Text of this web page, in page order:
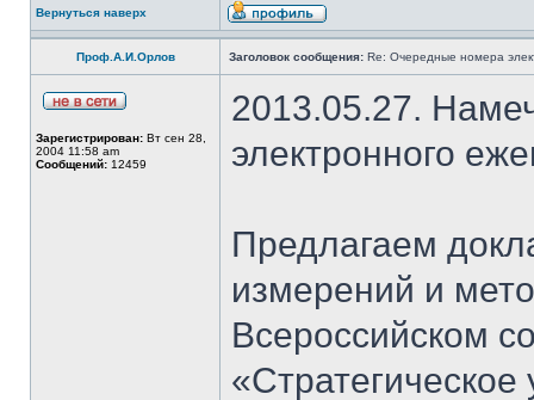
Вернуться наверх
Проф.А.И.Орлов Заголовок сообщения: Re: Очередные номера
Зарегистрирован: Вт сен 28,
2004 11:58 am
Сообщений: 12459
2013.05.27.
электронного
Предлагаем
измерений и
Всероссийском